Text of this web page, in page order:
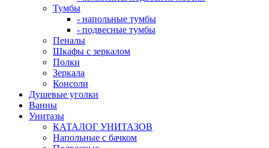
Тумбы
- напольные тумбы
- подвесные тумбы
Пеналы
Шкафы с зеркалом
Полки
Зеркала
Консоли
Душевые уголки
Ванны
Унитазы
КАТАЛОГ УНИТАЗОВ
Напольные с бачком